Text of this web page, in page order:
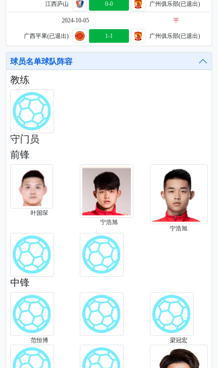
江西庐山 0-0 广州俱乐部(已退出)
2024-10-05 平
广西平果(已退出) 1-1 广州俱乐部(已退出)
球员名单球队阵容
教练
守门员
前锋
叶国琛
宁浩旭
宁浩旭
中锋
范恒博 梁冠宏